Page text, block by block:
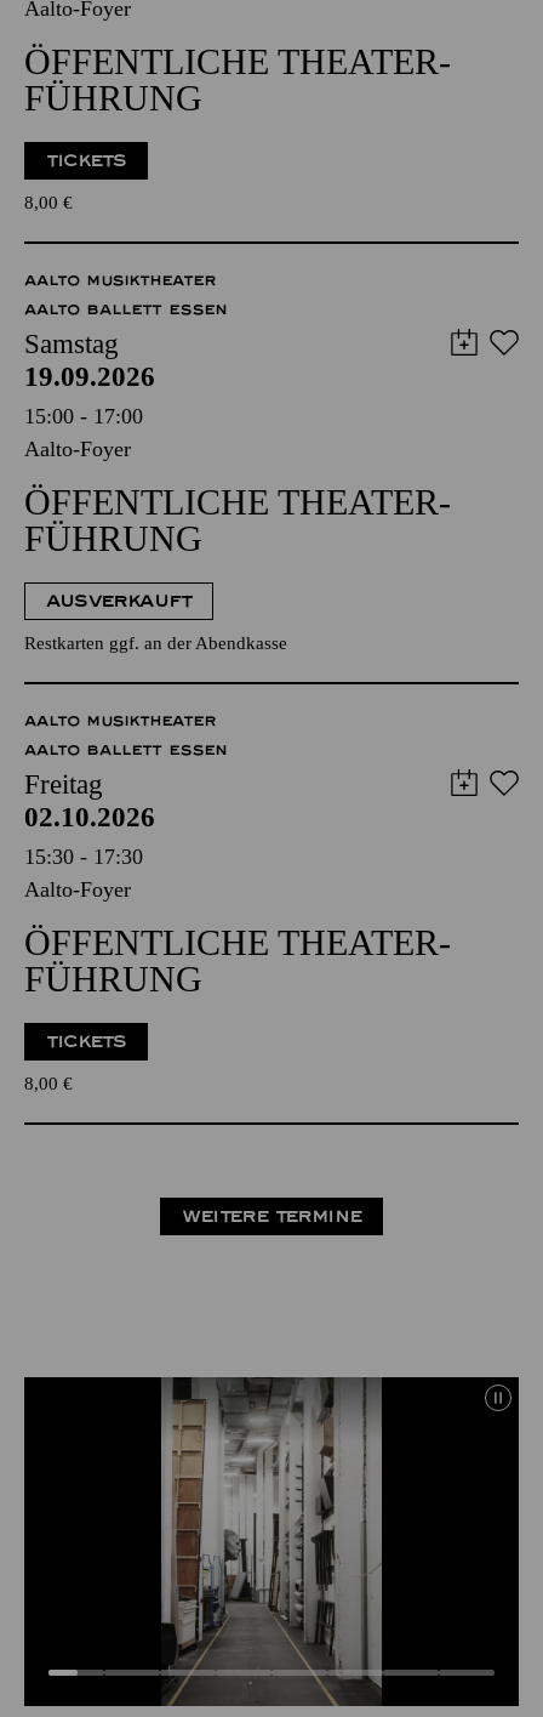
Aalto-Foyer
ÖFFENTLICHE THEATER­
FÜHRUNG
TICKETS
8,00 €
AALTO MUSIKTHEATER
AALTO BALLETT ESSEN
Samstag
19.09.2026
15:00 - 17:00
Aalto-Foyer
ÖFFENTLICHE THEATER­
FÜHRUNG
AUSVERKAUFT
Restkarten ggf. an der Abendkasse
AALTO MUSIKTHEATER
AALTO BALLETT ESSEN
Freitag
02.10.2026
15:30 - 17:30
Aalto-Foyer
ÖFFENTLICHE THEATER­
FÜHRUNG
TICKETS
8,00 €
WEITERE TERMINE